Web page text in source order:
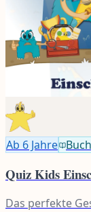
Ab 6 Jahre
Quiz Kids
Das perfekte